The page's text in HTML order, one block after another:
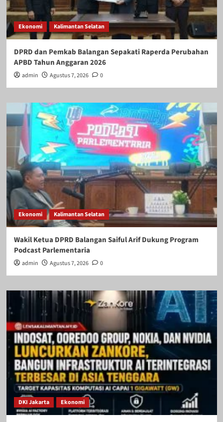
Ekonomi Kalimantan Selatan
DPRD dan Pemkab Balangan Sepakati Raperda Perubahan
APBD Tahun Anggaran 2026
admin Agustus 7, 2026 0
Ekonomi Kalimantan Selatan
Wakil Ketua DPRD Balangan Saiful Arif Dukung Program
Podcast Parlementaria
admin Agustus 7, 2026 0
DKI Jakarta Ekonomi